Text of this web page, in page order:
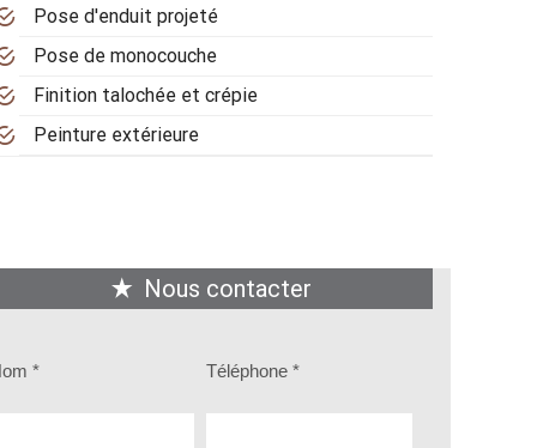
Pose d'enduit projeté
Pose de monocouche
Finition talochée et crépie
Peinture extérieure
Nous contacter
* Téléphone *